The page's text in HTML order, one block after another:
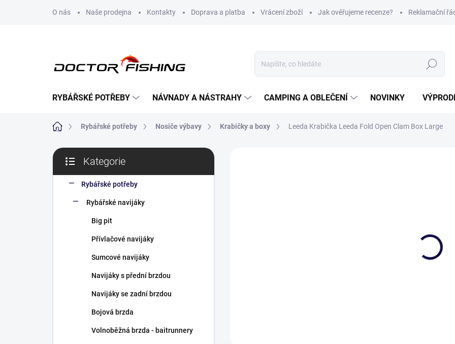
O nás Naše prodejna Kontakty Doprava a platba Vrácení zboží Jak ověřujeme recenze? Reklamační
Hledat
RYBÁŘSKÉ POTŘEBY NÁVNADY A NÁSTRAHY CAMPING A OBLEČENÍ NOVINKY
Domů Rybářské potřeby Nosiče výbavy Krabičky a boxy Leeda Krabička Leeda Fold Open Clam Box Large
P
s
kategorie
Kategorie
Rybářské potřeby
Rybářské navijáky
Big pit
Přívlačové navijáky
Sumcové navijáky
Navijáky s přední brzdou
Navijáky se zadní brzdou
Bojová brzda
Volnoběžná brzda - baitrunnery